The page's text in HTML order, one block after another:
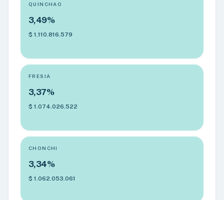
QUINCHAO
3,49%
$ 1.110.816.579
FRESIA
3,37%
$ 1.074.026.522
CHONCHI
3,34%
$ 1.062.053.061